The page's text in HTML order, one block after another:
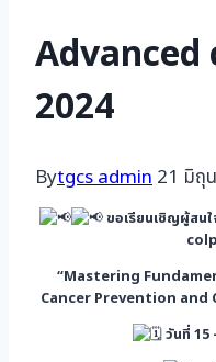
Advanced
2024
Bytgcs admin21 มิถุ
ขอเรียนเชิญผู้สน
“Mastering
Cancer Prevention and
วันที่ 15